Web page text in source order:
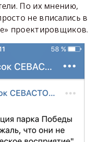
По их мнению,
не вписались в
проектировщиков.